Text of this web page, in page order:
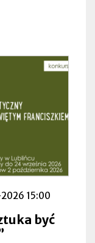
15:00
być